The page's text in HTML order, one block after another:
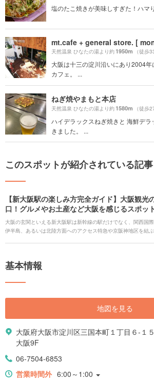
塩のたこ焼きが美味しすぎた！ハマ
mt.cafe + general store. [
天然温泉 ひなたの湯より約1950m （徒歩
大阪は十三の淀川沿いにあり2004
カフェ。 ...
ねぎ焼やまもと本店
天然温泉 ひなたの湯より約1580m （徒歩
ハイデラックスねぎ焼きと 海鮮デ
きました。 ...
このスポットが紹介されている記事
【新大阪駅の楽しみ方完全ガイド】大阪観光
口！グルメやお土産など大阪を感じるスポッ
大阪の玄関といえる新大阪駅は新幹線の駅だけでなく、関西国
伊半島、あるいは北陸方面へのアクセス特急や京阪神地区を結
ッピングなど新大阪駅の魅力・お役立ち情報を徹底解説します。
基本情報
地図を見る
大阪府大阪市淀川区三国本町１丁目６-１
大阪9F
06-7504-6853
営業時間外 6:00～1:00